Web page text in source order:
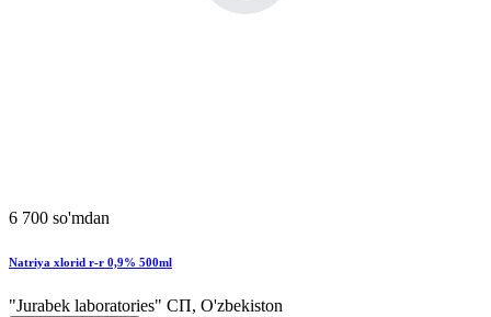
6 700 so'mdan
Natriya xlorid r-r 0,9% 500ml
"Jurabek laboratories" СП, O'zbekiston